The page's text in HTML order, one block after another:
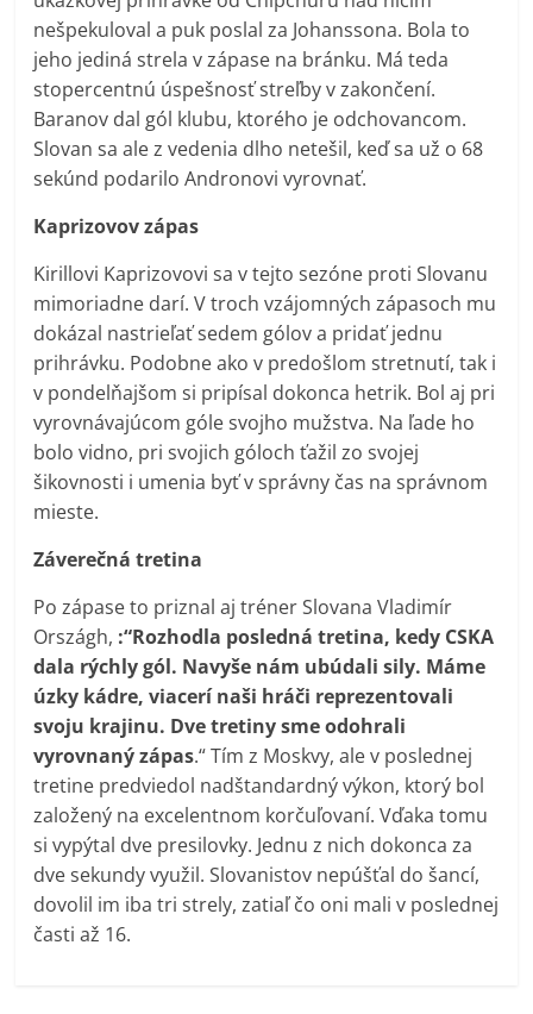
nešpekuloval a puk poslal za Johanssona. Bola to
jeho jediná strela v zápase na bránku. Má teda
stopercentnú úspešnosť streľby v zakončení.
Baranov dal gól klubu, ktorého je odchovancom.
Slovan sa ale z vedenia dlho netešil, keď sa už o 68
sekúnd podarilo Andronovi vyrovnať.
Kaprizovov zápas
Kirillovi Kaprizovovi sa v tejto sezóne proti Slovanu
mimoriadne darí. V troch vzájomných zápasoch mu
dokázal nastrieľať sedem gólov a pridať jednu
prihrávku. Podobne ako v predošlom stretnutí, tak i
v pondelňajšom si pripísal dokonca hetrik. Bol aj pri
vyrovnávajúcom góle svojho mužstva. Na ľade ho
bolo vidno, pri svojich góloch ťažil zo svojej
šikovnosti i umenia byť v správny čas na správnom
mieste.
Záverečná tretina
Po zápase to priznal aj tréner Slovana Vladimír
Országh, :“Rozhodla posledná tretina, kedy CSKA
dala rýchly gól. Navyše nám ubúdali sily. Máme
úzky kádre, viacerí naši hráči reprezentovali
svoju krajinu. Dve tretiny sme odohrali
vyrovnaný zápas.“ Tím z Moskvy, ale v poslednej
tretine predviedol nadštandardný výkon, ktorý bol
založený na excelentnom korčuľovaní. Vďaka tomu
si vypýtal dve presilovky. Jednu z nich dokonca za
dve sekundy využil. Slovanistov nepúšťal do šancí,
dovolil im iba tri strely, zatiaľ čo oni mali v poslednej
časti až 16.